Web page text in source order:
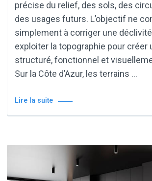
précise du relief, des sols, des
des usages futurs. L’objectif ne
simplement à corriger une
exploiter la topographie pour créer
structuré, fonctionnel et
Sur la Côte d’Azur, les terrains …
Lire la suite